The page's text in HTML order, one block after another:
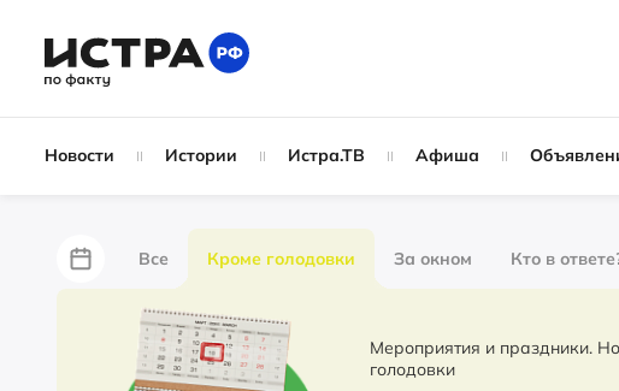
Новости Истории Истра.ТВ Афиша
Все Кроме голодовки За окном Кто в
За забором Не по лжи!
Партнёрский материал Народные новости
Мероприятия и праздники. Новости для тех, кто за
голодовки